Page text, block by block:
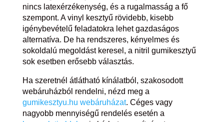
nincs latexérzékenység, és a rugalmasság a fő
szempont. A vinyl kesztyű rövidebb, kisebb
igénybevételű feladatokra lehet gazdaságos
alternatíva. De ha rendszeres, kényelmes és
sokoldalú megoldást keresel, a nitril gumikesztyű
sok esetben erősebb választás.
Ha szeretnél átlátható kínálatból, szakosodott
webáruházból rendelni, nézd meg a
gumikesztyu.hu webáruházat. Céges vagy
nagyobb mennyiségű rendelés esetén a